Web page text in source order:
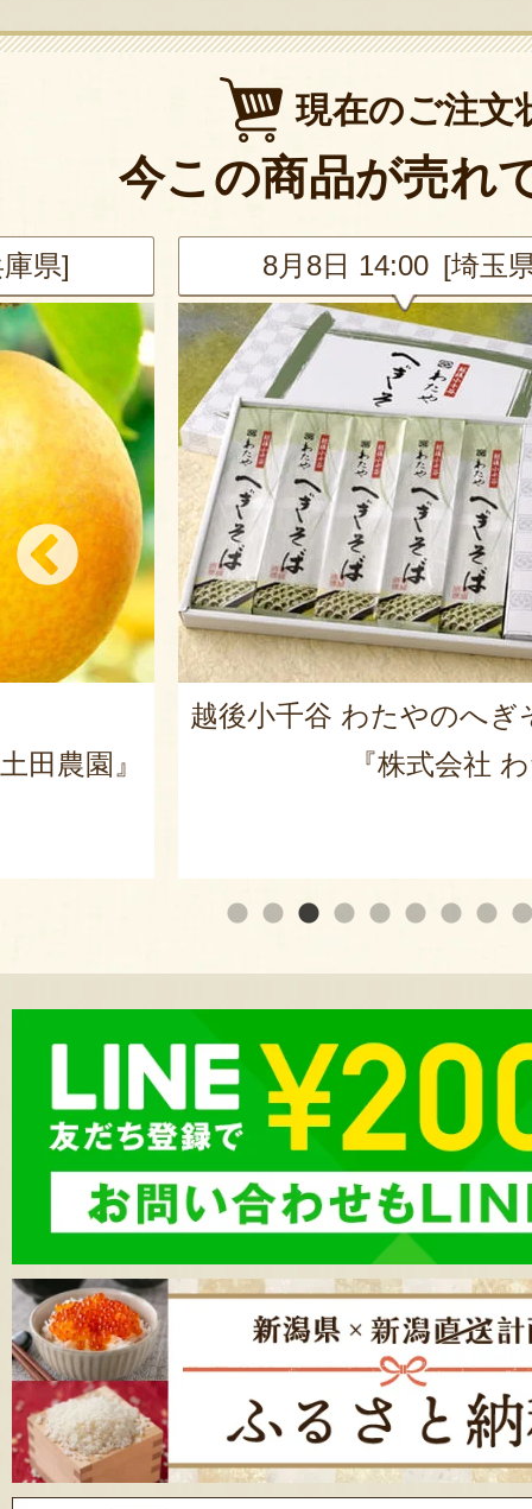
現在のご注文
今この商品が売れ
県]
田農園』
8月8日 14:00 [埼玉
越後小千谷 わたやのへぎ
『株式会社